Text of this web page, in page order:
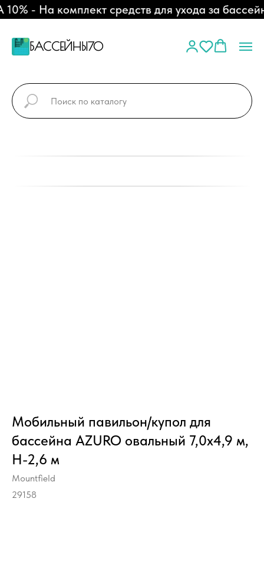
- На комплект средств для ухода за
БАССЕЙНЫ70
Мобильный павильон/купол для
бассейна AZURO овальный 7,0х4,9 м,
H-2,6 м
Mountfield
29158